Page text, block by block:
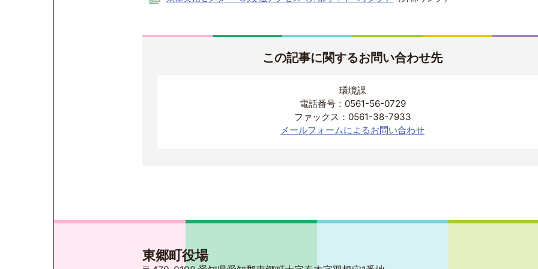
この記事に関するお問い合わせ先
環境課
電話番号：0561-56-0729
ファックス：0561-38-7933
メールフォームによるお問い合わせ
東郷町役場